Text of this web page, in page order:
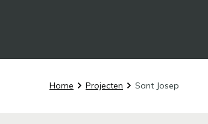
Home Projecten Sant Josep